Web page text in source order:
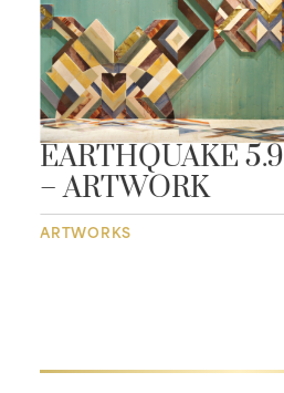
EARTHQUAKE 5.9
– ARTWORK
ARTWORKS